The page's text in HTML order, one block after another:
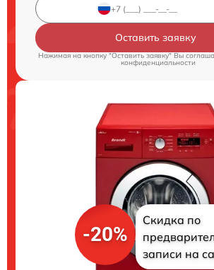
Оставить заявку
Нажимая на кнопку "Оставить заявку" Вы
конфиденциальности
-20%
Скидка по
записи на